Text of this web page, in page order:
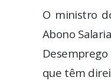
O ministro
Abono
que têm